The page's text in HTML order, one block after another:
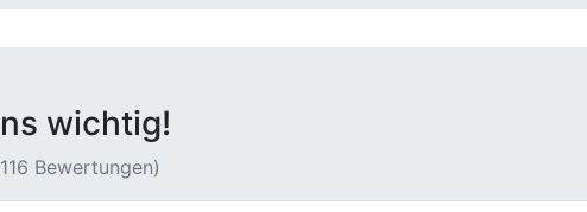
wichtig!
Bewertungen)